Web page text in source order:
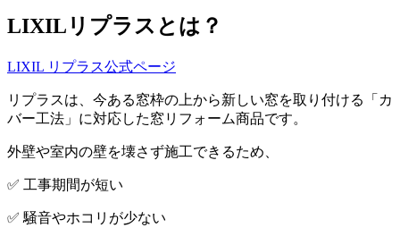
LIXILリプラスとは？
LIXIL リプラス公式ページ
リプラスは、今ある窓枠の上から新しい窓を取り付ける「カ
バー工法」に対応した窓リフォーム商品です。
外壁や室内の壁を壊さず施工できるため、
✅ 工事期間が短い
✅ 騒音やホコリが少ない